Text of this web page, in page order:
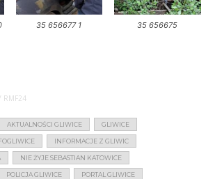
35 656677 1 35 656675
RMF24
AKTUALNOŚCI GLIWICE GLIWICE
INFORMACJE Z GLIWIC
NIE ŻYJE SEBASTIAN KATOWICE
POLICJA GLIWICE PORTAL GLIWICE